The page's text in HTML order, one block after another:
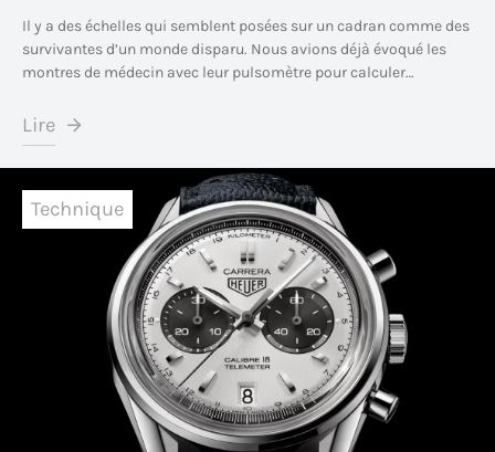
Il y a des échelles qui semblent posées sur un cadran comme des
survivantes d’un monde disparu. Nous avions déjà évoqué les
montres de médecin avec leur pulsomètre pour calculer…
Lire
Technique